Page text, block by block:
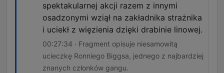
spektakularnej akcji razem z innymi
osadzonymi wziął na zakładnika strażnika
i uciekł z więzienia dzięki drabinie linowej.
00:27:34 · Fragment opisuje niesamowitą
ucieczkę Ronniego Biggsa, jednego z najbardziej
znanych członków gangu.